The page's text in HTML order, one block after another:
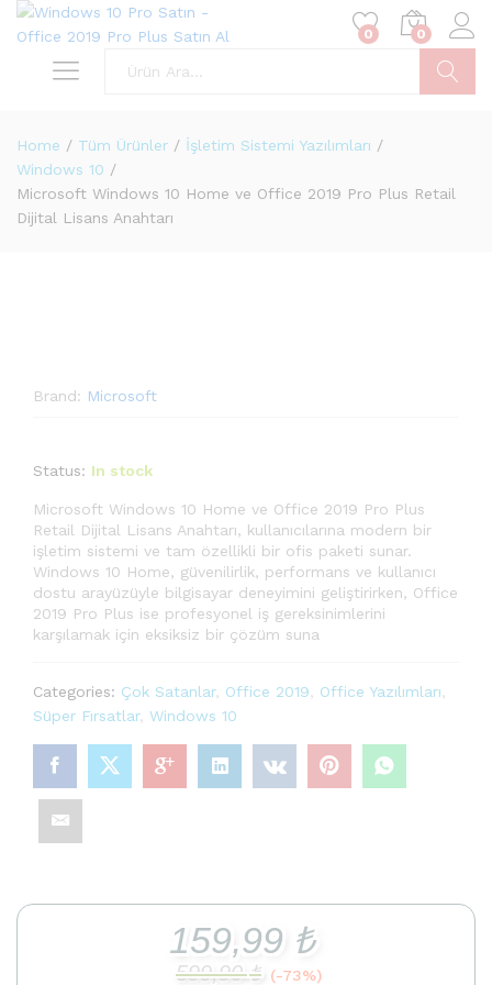
0 0
Home / Tüm Ürünler / İşletim Sistemi Yazılımları /
Windows 10 /
Microsoft Windows 10 Home ve Office 2019 Pro Plus Retail
Dijital Lisans Anahtarı
Brand: Microsoft
Status: In stock
Microsoft Windows 10 Home ve Office 2019 Pro Plus
Retail Dijital Lisans Anahtarı, kullanıcılarına modern bir
işletim sistemi ve tam özellikli bir ofis paketi sunar.
Windows 10 Home, güvenilirlik, performans ve kullanıcı
dostu arayüzüyle bilgisayar deneyimini geliştirirken, Office
2019 Pro Plus ise profesyonel iş gereksinimlerini
karşılamak için eksiksiz bir çözüm suna
Categories: Çok Satanlar, Office 2019 Office Yazılımları
Süper Fırsatlar, Windows 10
159,99 ₺
599,90₺ (-73%)